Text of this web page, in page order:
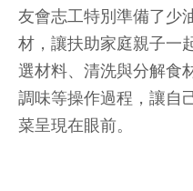
友會志工特別準備了少
材，讓扶助家庭親子一
選材料、清洗與分解食
調味等操作過程，讓自
菜呈現在眼前。